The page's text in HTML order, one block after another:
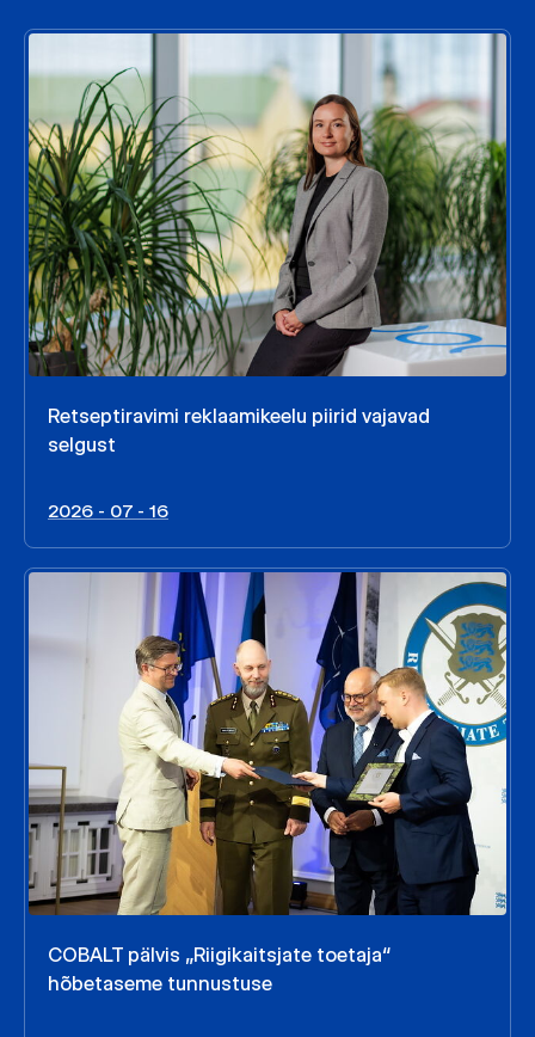
Retseptiravimi reklaamikeelu piirid vajavad
selgust
2026 - 07 - 16
COBALT pälvis „Riigikaitsjate toetaja“
hõbetaseme tunnustuse